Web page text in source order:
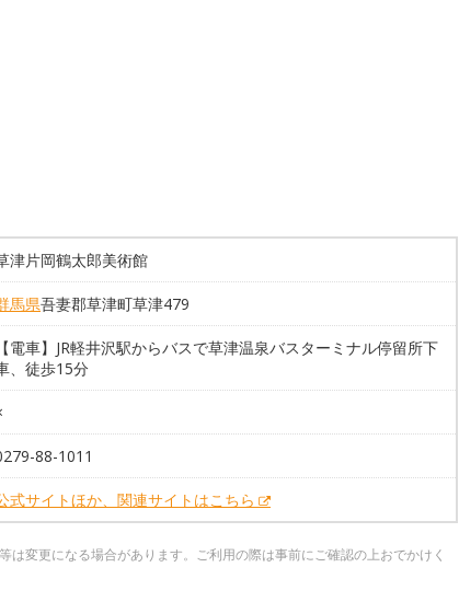
津片岡鶴太郎美術館
馬県吾妻郡草津町草津479
【電車】JR軽井沢駅からバスで草津温泉バスターミナル停留所下
、徒歩15分
88-1011
式サイトほか、関連サイトはこちら
変更になる場合があります。ご利用の際は事前にご確認の上おでかけく